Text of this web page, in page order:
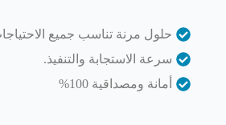
حلول مرنة تناسب جميع
سرعة الاستجابة والتنفيذ.
أمانة ومصداقية 100%